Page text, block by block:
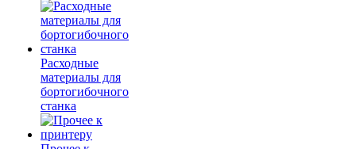
Расходные
материалы для
бортогибочного
станка